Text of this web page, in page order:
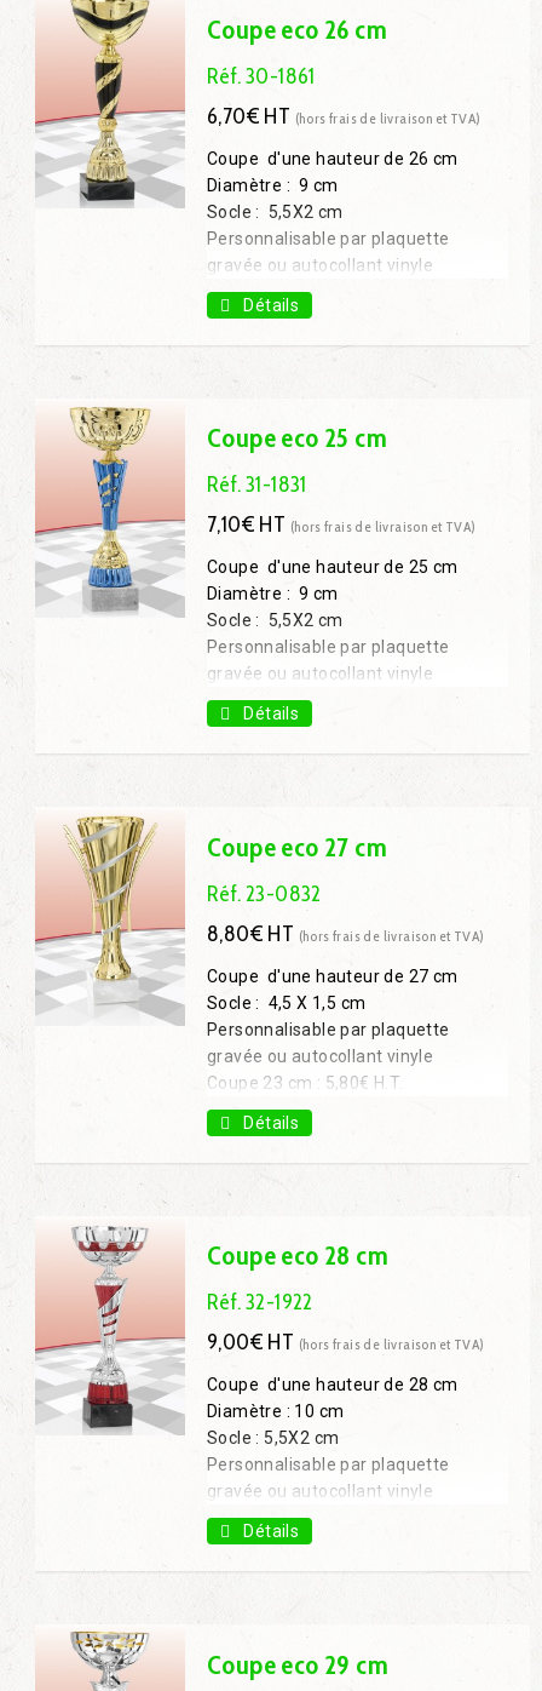
Coupe 30 cm : 7,47€ H.T.
Coupe 32 cm : 9,27€ H.T.
Coupe eco 26 cm
Réf. 30-1861
6,70€ HT (hors frais de livraison et TVA)
Coupe d'une hauteur de 26 cm
Diamètre : 9 cm
Socle : 5,5X2 cm
Personnalisable par plaquette
gravée ou autocollant vinyle
Coupe 28 cm : 7,60€ H.T.
Coupe 31 cm : 8,00€ H.T.
Coupe 33 cm : 9,80€ H.T.
Coupe 38 cm : 12,60€ H.T.
Détails
Coupe eco 25 cm
Réf. 31-1831
7,10€ HT (hors frais de livraison et TVA)
Coupe d'une hauteur de 25 cm
Diamètre : 9 cm
Socle : 5,5X2 cm
Personnalisable par plaquette
gravée ou autocollant vinyle
Coupe 27 cm : 7,80€ H.T.
Coupe 31 cm : 9,30€ H.T.
Coupe 34 cm : 11,90€ H.T.
Coupe 38 cm : 14,70€ H.T.
Détails
Coupe eco 27 cm
Réf. 23-0832
8,80€ HT (hors frais de livraison et TVA)
Coupe d'une hauteur de 27 cm
Socle : 4,5 X 1,5 cm
Personnalisable par plaquette
gravée ou autocollant vinyle
Coupe 23 cm : 5,80€ H.T.
Coupe 33 cm : 11,50€ H.T.
Détails
Coupe eco 28 cm
Réf. 32-1922
9,00€ HT (hors frais de livraison et TVA)
Coupe d'une hauteur de 28 cm
Diamètre : 10 cm
Socle : 5,5X2 cm
Personnalisable par plaquette
gravée ou autocollant vinyle
Coupe 26 cm : 7,40€ H.T.
Coupe 32 cm : 10,30€ H.T.
Coupe 38 cm : 13,50€ H.T.
Détails
Coupe eco 29 cm